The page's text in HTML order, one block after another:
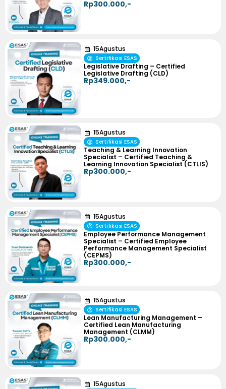
Rp300.000,-
15Agustus
Sertifikasi ESAS
Legislative Drafting – Certified
Legislative Drafting (CLD)
Rp349.000,-
15Agustus
Sertifikasi ESAS
Teaching & Learning Innovation
Specialist – Certified Teaching &
Learning Innovation Specialist (CTLIS)
Rp300.000,-
15Agustus
Sertifikasi ESAS
Employee Performance Management
Specialist – Certified Employee
Performance Management Specialist
(CEPMS)
Rp300.000,-
15Agustus
Sertifikasi ESAS
Lean Manufacturing Management –
Certified Lean Manufacturing
Management (CLMM)
Rp300.000,-
15Agustus